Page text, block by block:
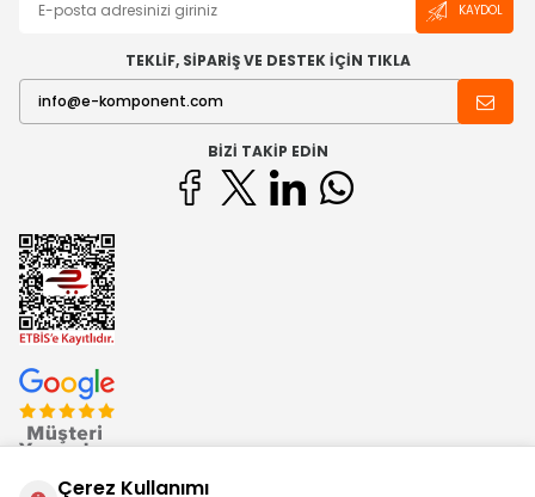
KAYDOL
TEKLİF, SİPARİŞ VE DESTEK İÇİN TIKLA
BIZI TAKIP EDIN
Çerez Kullanımı